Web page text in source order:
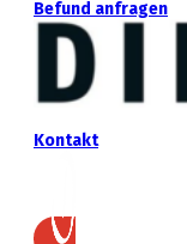
Befund anfragen
Kontakt